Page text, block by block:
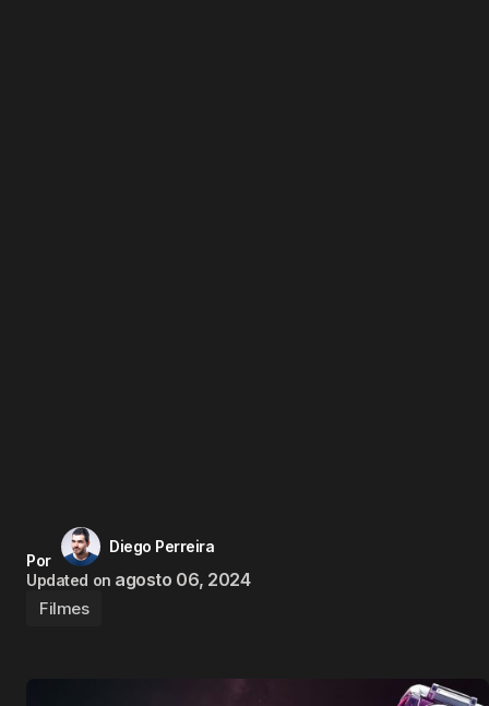
Por
Diego Perreira
Updated on agosto 06, 2024
Filmes